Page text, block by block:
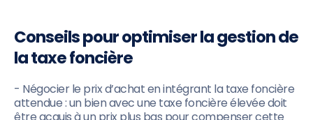
Conseils pour optimiser la gestion de
la taxe foncière
- Négocier le prix d’achat en intégrant la taxe foncière
attendue : un bien avec une taxe foncière élevée doit